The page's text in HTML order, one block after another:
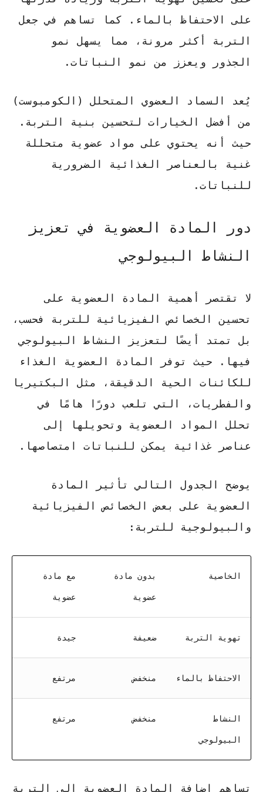
على الاحتفاظ بالماء. كما تساهم في جعل
التربة أكثر مرونة، مما يسهل نمو
الجذور ويعزز من نمو النباتات.
يُعد السماد العضوي المتحلل (الكومبوست)
من أفضل الخيارات لتحسين بنية التربة.
حيث أنه يحتوي على مواد عضوية متحللة
غنية بالعناصر الغذائية الضرورية
للنباتات.
دور المادة العضوية في تعزيز
النشاط البيولوجي
لا تقتصر أهمية المادة العضوية على
تحسين الخصائص الفيزيائية للتربة فحسب،
بل تمتد أيضًا لتعزيز النشاط البيولوجي
فيها. حيث توفر المادة العضوية الغذاء
للكائنات الحية الدقيقة، مثل البكتيريا
والفطريات، التي تلعب دورًا هامًا في
تحلل المواد العضوية وتحويلها إلى
عناصر غذائية يمكن للنباتات امتصاصها.
يوضح الجدول التالي تأثير المادة
العضوية على بعض الخصائص الفيزيائية
والبيولوجية للتربة:
الخاصية بدون مادة
عضوية
مع مادة
عضوية
تهوية التربة ضعيفة جيدة
الاحتفاظ بالماء منخفض مرتفع
النشاط
البيولوجي
منخفض مرتفع
تساهم إضافة المادة العضوية إلى التربة